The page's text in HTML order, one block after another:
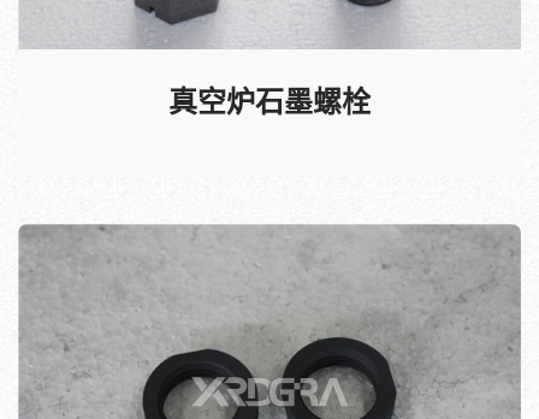
真空炉石墨螺栓